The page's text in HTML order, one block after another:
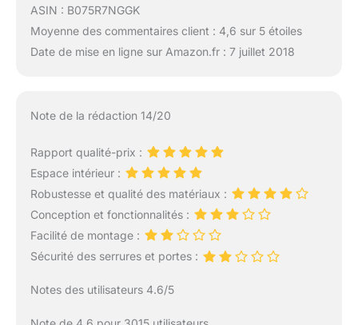
ASIN : B075R7NGGK
Moyenne des commentaires client : 4,6 sur 5 étoiles
Date de mise en ligne sur Amazon.fr : 7 juillet 2018
Note de la rédaction 14/20
Rapport qualité-prix :
Espace intérieur :
Robustesse et qualité des matériaux :
Conception et fonctionnalités :
Facilité de montage :
Sécurité des serrures et portes :
Notes des utilisateurs 4.6/5